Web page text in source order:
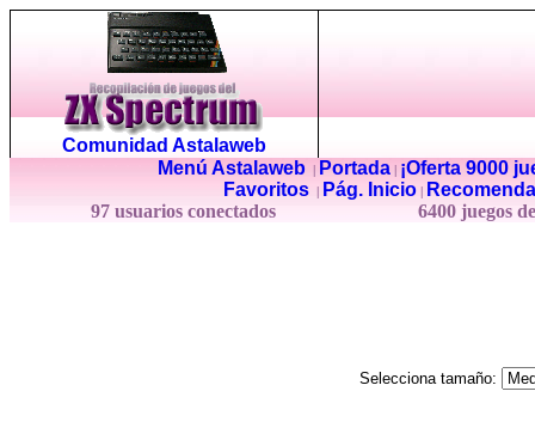
Comunidad Astalaweb
Menú Astalaweb| Portada|
¡Oferta 9000
Favoritos
Pág. Inicio
97 usuarios conectados
6400 juegos
Selecciona tamaño: